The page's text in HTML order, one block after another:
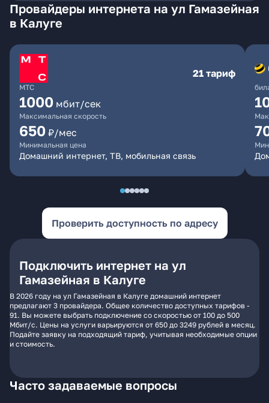
Провайдеры интернета на ул Гамазейная
в Калуге
МТС
21 тариф
1000 мбит/сек
Максимальная скорость
650 ₽/мес
Минимальная цена
Домашний интернет, ТВ, мобильная связь
Проверить доступность по адресу
Подключить интернет на ул
Гамазейная в Калуге
В 2026 году на ул Гамазейная в Калуге домашний интернет
предлагают 3 провайдера. Общее количество доступных тарифов -
91. Вы можете выбрать подключение со скоростью от 100 до 500
Мбит/с. Цены на услуги варьируются от 650 до 3249 рублей в месяц.
Подайте заявку на подходящий тариф, учитывая необходимые опции
и стоимость.
Часто задаваемые вопросы